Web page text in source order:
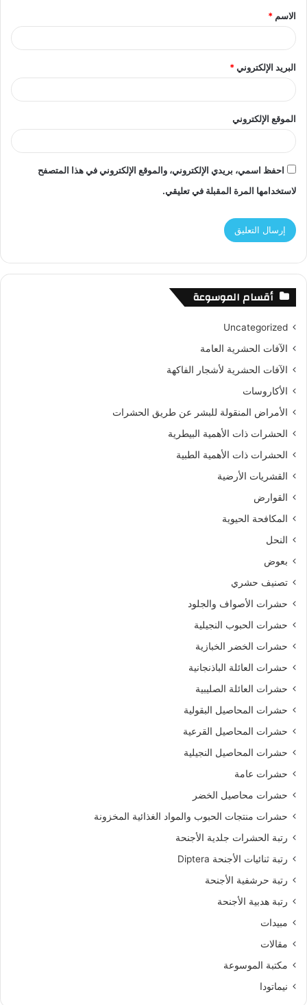
الاسم *
البريد الإلكتروني*
الموقع الإلكتروني
احفظ اسمي، بريدي الإلكتروني، والموقع الإلكتروني في هذا المتصفح
لاستخدامها المرة المقبلة في تعليقي.
أقسام الموسوعة
Uncategorized
الآفات الحشرية العامة
الآفات الحشرية لأشجار الفاكهة
الأكاروسات
الأمراض المنقولة للبشر عن طريق الحشرات
الحشرات ذات الأهمية البيطرية
الحشرات ذات الأهمية الطبية
القشريات الأرضية
القوارض
المكافحة الحيوية
النحل
بعوض
تصنيف حشري
حشرات الأصواف والجلود
حشرات الحبوب النجيلية
حشرات الخضر الخبازية
حشرات العائلة الباذنجانية
حشرات العائلة الصليبية
حشرات المحاصيل البقولية
حشرات المحاصيل القرعية
حشرات المحاصيل النجيلية
حشرات عامة
حشرات محاصيل الخضر
حشرات منتجات الحبوب والمواد الغذائية المخزونة
رتبة الحشرات جلدية الأجنحة
رتبة ثنائيات الأجنحة Diptera
رتبة حرشفية الأجنحة
رتبة هدبية الأجنحة
مبيدات
مقالات
مكتبة الموسوعة
نيماتودا